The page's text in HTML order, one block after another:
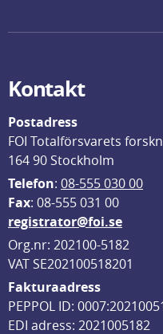
Kontakt
Postadress
FOI Totalförsvarets
164 90 Stockholm
Telefon: 08-555 030 00
Fax: 08-555 031 00
registrator@foi.se
Org.nr: 202100-5182
VAT SE202100518201
Fakturaadress
PEPPOL ID:
EDI adress: 2021005182